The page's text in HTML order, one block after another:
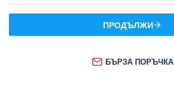
ПРОДЪЛЖИ
БЪРЗА ПОРЪЧКА